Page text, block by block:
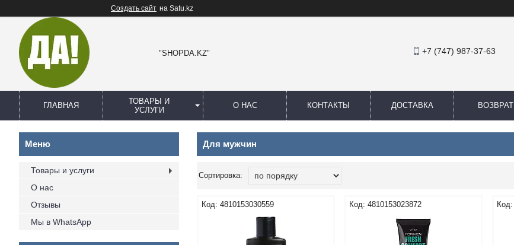
Создать сайт на Satu.kz
"SHOPDA.KZ" +7 (747) 987-37-63
ГЛАВНАЯ
ТОВАРЫ И
УСЛУГИ
О НАС КОНТАКТЫ ДОСТАВКА ВОЗВРАТ
Для мужчин
4810153030559 4810153023872
Товары и услуги
О нас
Отзывы
Мы в WhatsApp